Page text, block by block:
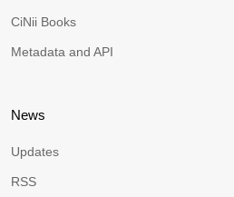
CiNii Books
Metadata and API
News
Updates
RSS